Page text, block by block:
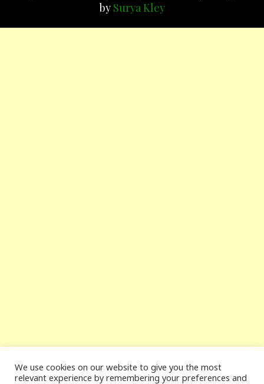
by Surya Kley
We use cookies on our website to give you the most
relevant experience by remembering your preferences and